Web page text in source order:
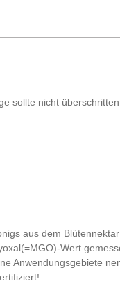
sollte nicht
aus dem
Wert
Anwendungsgebiete